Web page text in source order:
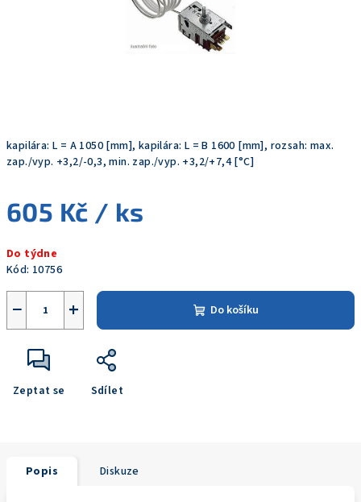
kapilára: L = A 1050 [mm], kapilára: L = B 1600 [mm], rozsah: max.
zap./vyp. +3,2/-0,3, min. zap./vyp. +3,2/+7,4 [°C]
605 Kč / ks
cena:
Do týdne
Kód: 10756
+
− Do košíku
Zeptat se Sdílet
Popis Diskuze